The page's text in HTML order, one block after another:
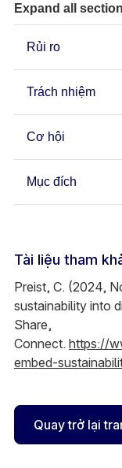
Expand all
Rủi ro
Trách nhiệm
Cơ hội
Mục đích
Tài liệu tham
Preist, C. (2024,
sustainability into
Share,
Connect. https://
embed-
Quay trở lại